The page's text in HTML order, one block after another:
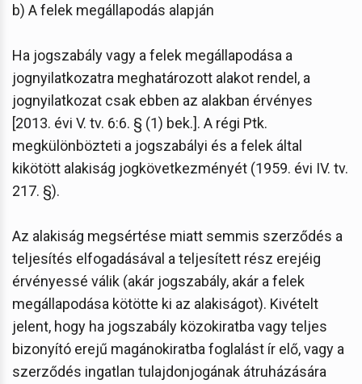
b) A felek megállapodás alapján
Ha jogszabály vagy a felek megállapodása a
jognyilatkozatra meghatározott alakot rendel, a
jognyilatkozat csak ebben az alakban érvényes
[2013. évi V. tv. 6:6. § (1) bek.]. A régi Ptk.
megkülönbözteti a jogszabályi és a felek által
kikötött alakiság jogkövetkezményét (1959. évi IV. tv.
217. §).
Az alakiság megsértése miatt semmis szerződés a
teljesítés elfogadásával a teljesített rész erejéig
érvényessé válik (akár jogszabály, akár a felek
megállapodása kötötte ki az alakiságot). Kivételt
jelent, hogy ha jogszabály közokiratba vagy teljes
bizonyító erejű magánokiratba foglalást ír elő, vagy a
szerződés ingatlan tulajdonjogának átruházására